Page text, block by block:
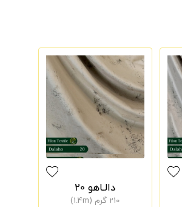
دالـاهو 20
210 گرم (1.4m)